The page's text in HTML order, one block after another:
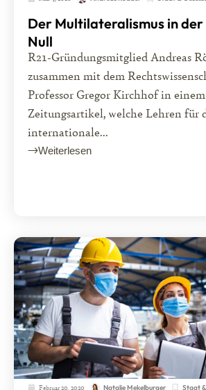
Der Multilateralismus in der
Null
R21-Gründungsmitglied Andreas
zusammen mit dem
Professor Gregor Kirchhof in einem
Zeitungsartikel, welche Lehren für
internationale...
Weiterlesen
Februar 20, 2020 Natalie Mekelburger Staat